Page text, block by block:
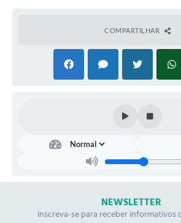
COMPARTILHAR
NEWSLETTER
Inscreva-se para receber informativos